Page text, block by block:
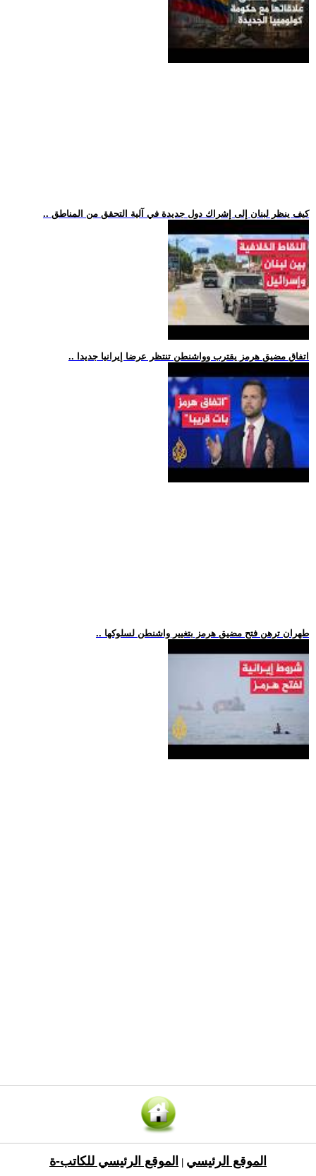
.. كيف ينظر لبنان إلى إشراك دول جديدة في آلية التحقق من المناطق
.. اتفاق مضيق هرمز يقترب وواشنطن تنتظر عرضا إيرانيا جديدا
.. طهران ترهن فتح مضيق هرمز بتغيير واشنطن لسلوكها
الموقع الرئيسي الموقع الرئيسي للكاتب-ة